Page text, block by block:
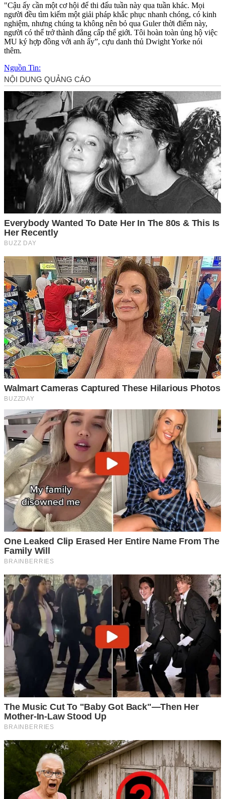
"Cậu ấy cần một cơ hội để thi đấu tuần này qua tuần khác. Mọi
người đều tìm kiếm một giải pháp khắc phục nhanh chóng, có kinh
nghiệm, nhưng chúng ta không nên bỏ qua Guler thời điểm này,
người có thể trở thành đẳng cấp thế giới. Tôi hoàn toàn ủng hộ việc
MU ký hợp đồng với anh ấy”, cựu danh thủ Dwight Yorke nói
thêm.
Nguồn Tin: